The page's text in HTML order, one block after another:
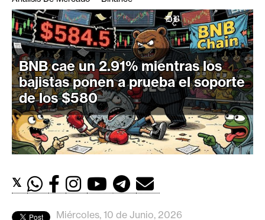
C
r
i
p
t
o
M
e
r
d
BNB cae un 2.91% mientras los
bajistas ponen a prueba el soporte
de los $580
𝕏
Miércoles, 10 de Junio, 2026